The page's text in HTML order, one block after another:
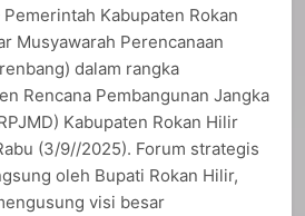
Kabupaten Rokan
Musyawarah Perencanaan
dalam rangka
Rencana Pembangunan Jangka
Kabupaten Rokan Hilir
(3/9//2025). Forum strategis
oleh Bupati Rokan Hilir,
visi besar